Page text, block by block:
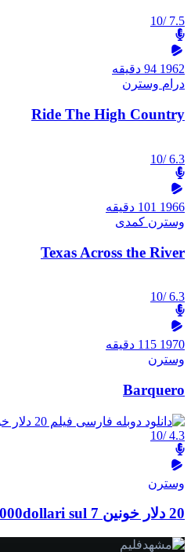
7.5
/10
1962 94 دقیقه
درام وسترن
Ride The High Country
6.3
/10
1966 101 دقیقه
وسترن کمدی
Texas Across the River
6.3
/10
1970 115 دقیقه
وسترن
Barquero
4.3
/10
وسترن
20 دلار خونین 20.000dollari sul 7